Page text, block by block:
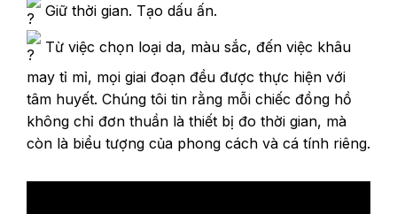
Giữ thời gian. Tạo dấu ấn.
Từ việc chọn loại da, màu sắc, đến việc khâu
may tỉ mỉ, mọi giai đoạn đều được thực hiện với
tâm huyết. Chúng tôi tin rằng mỗi chiếc đồng hồ
không chỉ đơn thuần là thiết bị đo thời gian, mà
còn là biểu tượng của phong cách và cá tính riêng.